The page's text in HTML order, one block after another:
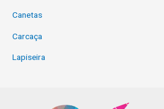
Canetas
Carcaça
Lapiseira